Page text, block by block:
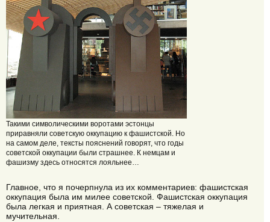
Такими символическими воротами эстонцы
приравняли советскую оккупацию к фашистской. Но
на самом деле, тексты пояснений говорят, что годы
советской оккупации были страшнее. К немцам и
фашизму здесь относятся лояльнее…
Главное, что я почерпнула из их комментариев: фашистская
оккупация была им милее советской. Фашистская оккупация
была легкая и приятная. А советская – тяжелая и
мучительная.